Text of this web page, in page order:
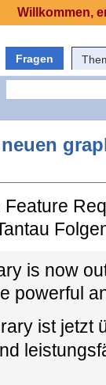
Fragen
is now
powerful
ist jetzt
Willkommen,